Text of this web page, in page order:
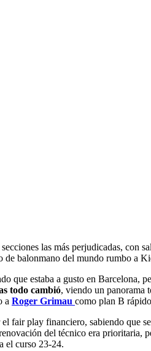
las más perjudicadas, con
de balonmano del mundo rumbo a
que estaba a gusto en Barcelona,
todo cambió, viendo un panorama
a Roger Grimau como plan B
fair play financiero, sabiendo que
del técnico era prioritaria,
el curso 23-24.